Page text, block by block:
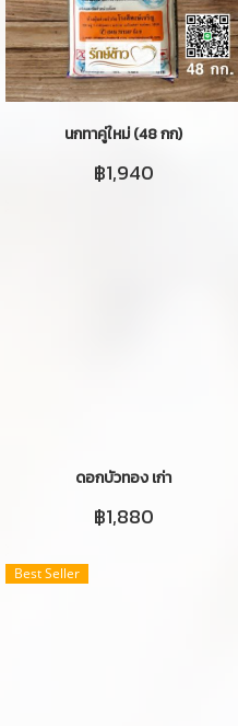
นกทาคู่ใหม่ (48 กก)
฿1,940
ดอกบัวทอง เก่า
฿1,880
Best Seller